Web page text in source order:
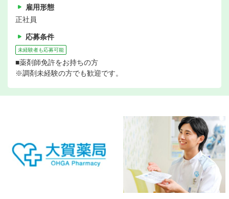
雇用形態
正社員
応募条件
未経験者も応募可能
■薬剤師免許をお持ちの方
※調剤未経験の方でも歓迎です。